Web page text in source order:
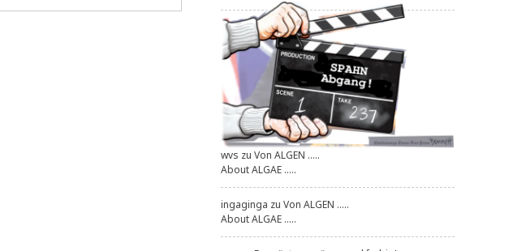
wvs zu Von ALGEN .....
About ALGAE .....
ingaginga zu Von ALGEN .....
About ALGAE .....